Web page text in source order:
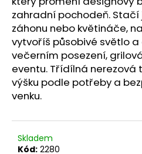
zahradní pochodeň.
záhonu nebo květináče,
vytvoříš působivé světlo
večerním posezení,
eventu. Třídílná nerezová
výšku podle potřeby a
venku.
Skladem
Kód: 2280
D
o
p
o
r
u